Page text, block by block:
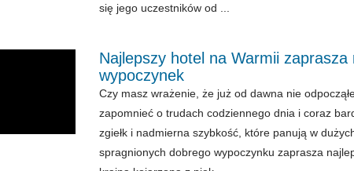
się jego uczestników od ...
Najlepszy hotel na Warmii zaprasza
wypoczynek
Czy masz wrażenie, że już od dawna nie
zapomnieć o trudach codziennego dnia i coraz
zgiełk i nadmierna szybkość, które panują w
spragnionych dobrego wypoczynku zaprasza